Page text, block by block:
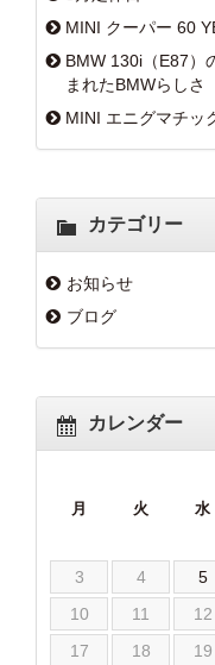
MINI クーパー 60
BMW 130i（E87）
まれたBMWらしさ
MINI エニグマチッ
カテゴリー
お知らせ
ブログ
カレンダー
月 火 水
3
4 5
10
11 12
17
18 19